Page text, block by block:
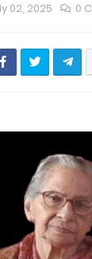
02, 2025 0